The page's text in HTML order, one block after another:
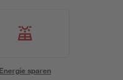
Energie sparen